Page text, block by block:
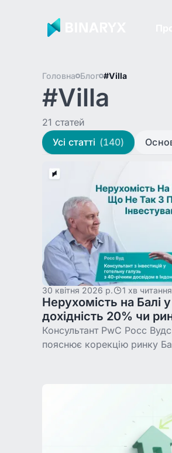
Головна Блог #Villa
#Villa
21 статей
Усі статті (140)
30 квітня 2026 р. 1 хв читання
Нерухомість на Балі
дохідність 20% чи
Консультант PwC Росс
пояснює корекцію ринку